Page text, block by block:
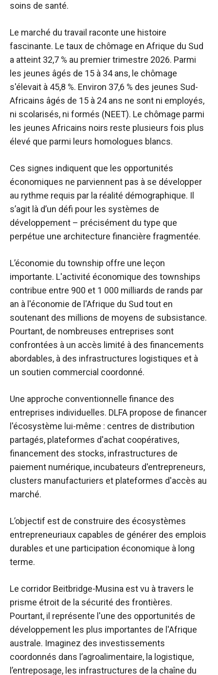
soins de santé.
Le marché du travail raconte une histoire
fascinante. Le taux de chômage en Afrique du Sud
a atteint 32,7 % au premier trimestre 2026. Parmi
les jeunes âgés de 15 à 34 ans, le chômage
s'élevait à 45,8 %. Environ 37,6 % des jeunes Sud-
Africains âgés de 15 à 24 ans ne sont ni employés,
ni scolarisés, ni formés (NEET). Le chômage parmi
les jeunes Africains noirs reste plusieurs fois plus
élevé que parmi leurs homologues blancs.
Ces signes indiquent que les opportunités
économiques ne parviennent pas à se développer
au rythme requis par la réalité démographique. Il
s’agit là d’un défi pour les systèmes de
développement – ​​précisément du type que
perpétue une architecture financière fragmentée.
L’économie du township offre une leçon
importante. L'activité économique des townships
contribue entre 900 et 1 000 milliards de rands par
an à l'économie de l'Afrique du Sud tout en
soutenant des millions de moyens de subsistance.
Pourtant, de nombreuses entreprises sont
confrontées à un accès limité à des financements
abordables, à des infrastructures logistiques et à
un soutien commercial coordonné.
Une approche conventionnelle finance des
entreprises individuelles. DLFA propose de financer
l'écosystème lui-même : centres de distribution
partagés, plateformes d'achat coopératives,
financement des stocks, infrastructures de
paiement numérique, incubateurs d'entrepreneurs,
clusters manufacturiers et plateformes d'accès au
marché.
L’objectif est de construire des écosystèmes
entrepreneuriaux capables de générer des emplois
durables et une participation économique à long
terme.
Le corridor Beitbridge-Musina est vu à travers le
prisme étroit de la sécurité des frontières.
Pourtant, il représente l'une des opportunités de
développement les plus importantes de l'Afrique
australe. Imaginez des investissements
coordonnés dans l’agroalimentaire, la logistique,
l’entreposage, les infrastructures de la chaîne du